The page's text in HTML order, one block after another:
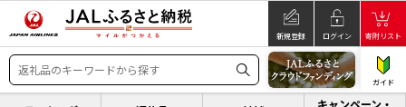
新規登録 ログイン 寄附リスト
ガイド